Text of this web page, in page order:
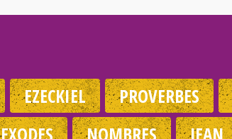
EZECKIEL PROVERBES
EXODES NOMBRES JEAN